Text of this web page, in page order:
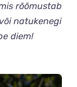
rõõmustab
natukenegi
diem!